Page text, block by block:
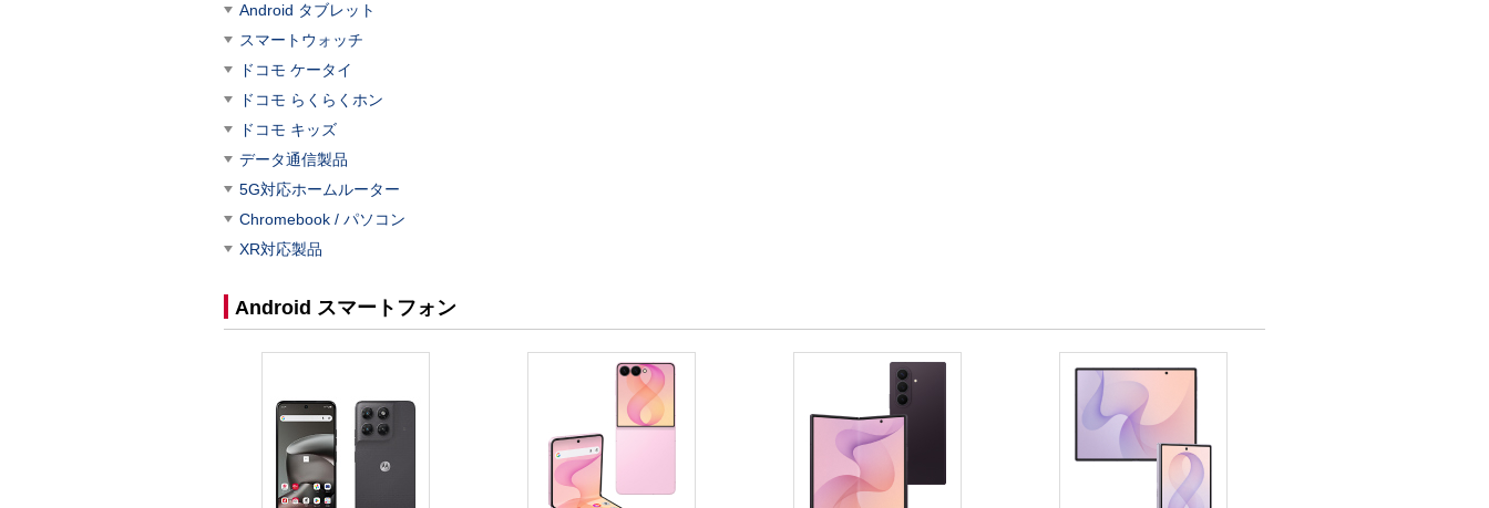
Android タブレット
スマートウォッチ
ドコモ ケータイ
ドコモ らくらくホン
ドコモ キッズ
データ通信製品
5G対応ホームルーター
Chromebook / パソコン
XR対応製品
Android スマートフォン